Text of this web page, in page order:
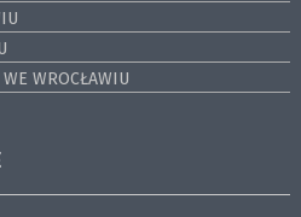
WROCŁAWIU